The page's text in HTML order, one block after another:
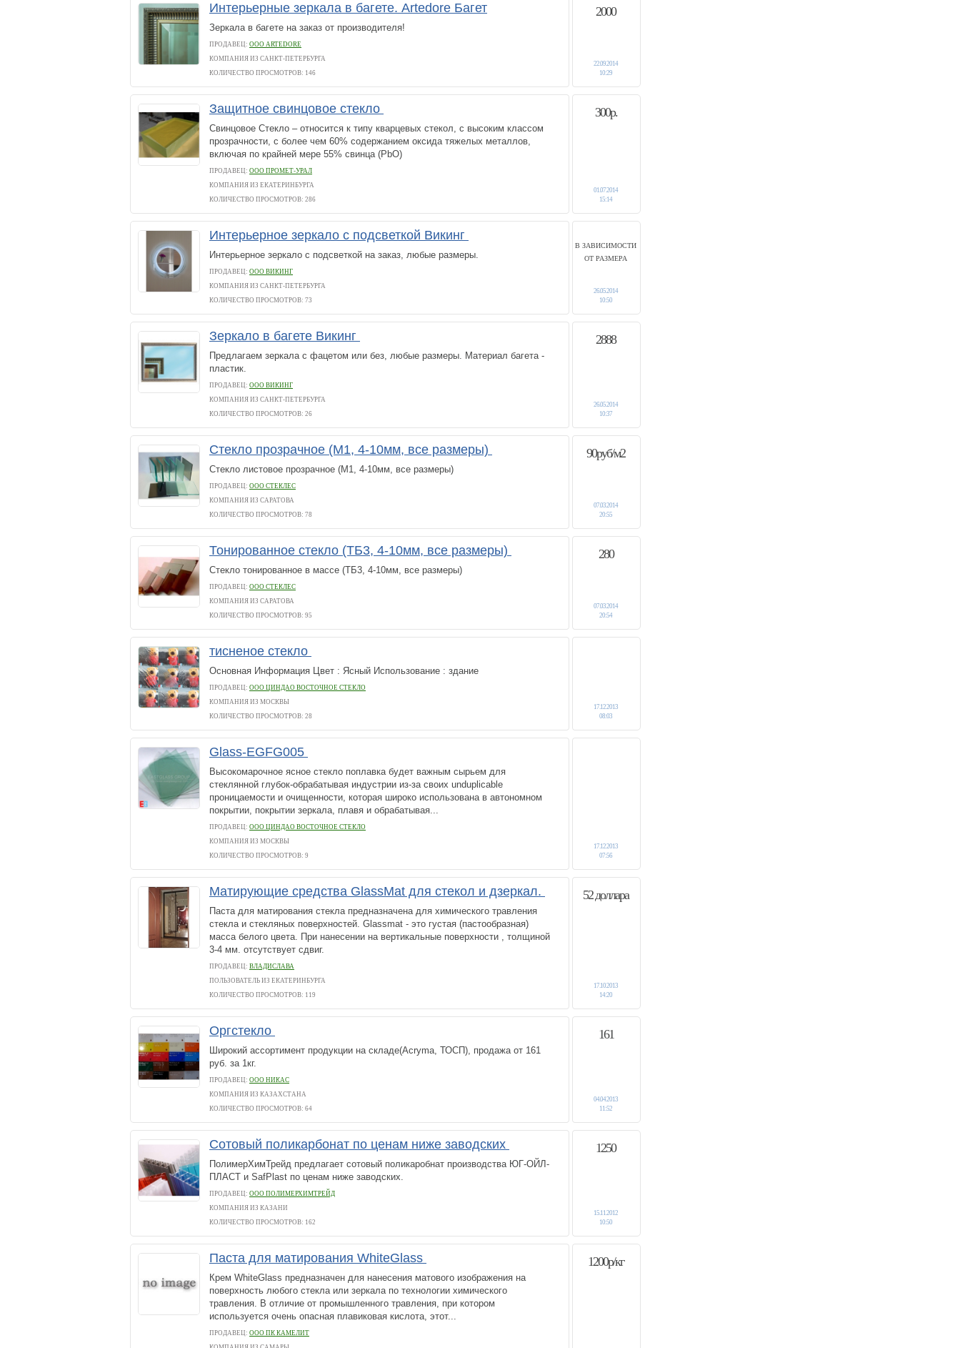
Интерьерные зеркала в багете. Artedore Багет
Зеркала в багете на заказ от производителя!
ПРОДАВЕЦ: ООО ARTEDORE
КОМПАНИЯ ИЗ САНКТ-ПЕТЕРБУРГА
КОЛИЧЕСТВО ПРОСМОТРОВ: 146
2000
22.09.2014
10:29
Защитное свинцовое стекло
Свинцовое Стекло – относится к типу кварцевых стекол, с высоким классом
прозрачности, с более чем 60% содержанием оксида тяжелых металлов,
включая по крайней мере 55% свинца (PbO)
ПРОДАВЕЦ: ООО ПРОМЕТ-УРАЛ
КОМПАНИЯ ИЗ ЕКАТЕРИНБУРГА
КОЛИЧЕСТВО ПРОСМОТРОВ: 286
300р.
01.07.2014
15:14
Интерьерное зеркало с подсветкой Викинг
Интерьерное зеркало с подсветкой на заказ, любые размеры.
ПРОДАВЕЦ: ООО ВИКИНГ
КОМПАНИЯ ИЗ САНКТ-ПЕТЕРБУРГА
КОЛИЧЕСТВО ПРОСМОТРОВ: 73
В ЗАВИСИМОСТИ
ОТ РАЗМЕРА
26.05.2014
10:50
Зеркало в багете Викинг
Предлагаем зеркала с фацетом или без, любые размеры. Материал багета -
пластик.
ПРОДАВЕЦ: ООО ВИКИНГ
КОМПАНИЯ ИЗ САНКТ-ПЕТЕРБУРГА
КОЛИЧЕСТВО ПРОСМОТРОВ: 26
2888
26.05.2014
10:37
Стекло прозрачное (М1, 4-10мм, все размеры)
Стекло листовое прозрачное (М1, 4-10мм, все размеры)
ПРОДАВЕЦ: ООО СТЕКЛЕС
КОМПАНИЯ ИЗ САРАТОВА
КОЛИЧЕСТВО ПРОСМОТРОВ: 78
90руб/м2
07.03.2014
20:55
Тонированное стекло (ТБ3, 4-10мм, все размеры)
Стекло тонированное в массе (ТБ3, 4-10мм, все размеры)
ПРОДАВЕЦ: ООО СТЕКЛЕС
КОМПАНИЯ ИЗ САРАТОВА
КОЛИЧЕСТВО ПРОСМОТРОВ: 95
280
07.03.2014
20:54
тисненое стекло
Основная Информация Цвет : Ясный Использование : здание
ПРОДАВЕЦ: ООО ЦИНДАО ВОСТОЧНОЕ СТЕКЛО
КОМПАНИЯ ИЗ МОСКВЫ
КОЛИЧЕСТВО ПРОСМОТРОВ: 28
17.12.2013
08:03
Glass-EGFG005
Высокомарочное ясное стекло поплавка будет важным сырьем для
стеклянной глубок-обрабатывая индустрии из-за своих unduplicable
проницаемости и очищенности, которая широко использована в автономном
покрытии, покрытии зеркала, плавя и обрабатывая...
ПРОДАВЕЦ: ООО ЦИНДАО ВОСТОЧНОЕ СТЕКЛО
КОМПАНИЯ ИЗ МОСКВЫ
КОЛИЧЕСТВО ПРОСМОТРОВ: 9
17.12.2013
07:56
Матирующие средства GlassMat для стекол и дзеркал.
Паста для матирования стекла предназначена для химического травления
стекла и стекляных поверхностей. Glassmat - это густая (пастообразная)
масса белого цвета. При нанесении на вертикальные поверхности , толщиной
3-4 мм. отсутствует сдвиг.
ПРОДАВЕЦ: ВЛАДИСЛАВА
ПОЛЬЗОВАТЕЛЬ ИЗ ЕКАТЕРИНБУРГА
КОЛИЧЕСТВО ПРОСМОТРОВ: 119
52 доллара
17.10.2013
14:20
Оргстекло
Широкий ассортимент продукции на складе(Acryma, ТОСП), продажа от 161
руб. за 1кг.
ПРОДАВЕЦ: ООО НИКАС
КОМПАНИЯ ИЗ КАЗАХСТАНА
КОЛИЧЕСТВО ПРОСМОТРОВ: 64
161
04.04.2013
11:52
Сотовый поликарбонат по ценам ниже заводских
ПолимерХимТрейд предлагает сотовый поликаробнат производства ЮГ-ОЙЛ-
ПЛАСТ и SafPlast по ценам ниже заводских.
ПРОДАВЕЦ: ООО ПОЛИМЕРХИМТРЕЙД
КОМПАНИЯ ИЗ КАЗАНИ
КОЛИЧЕСТВО ПРОСМОТРОВ: 162
1250
15.11.2012
10:50
Паста для матирования WhiteGlass
Крем WhiteGlass предназначен для нанесения матового изображения на
поверхность любого стекла или зеркала по технологии химического
травления. В отличие от промышленного травления, при котором
используется очень опасная плавиковая кислота, этот...
ПРОДАВЕЦ: ООО ПК КАМЕЛИТ
1200р/кг